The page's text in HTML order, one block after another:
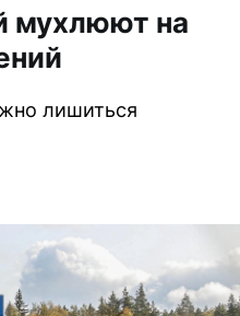
мухлюют на
лишиться